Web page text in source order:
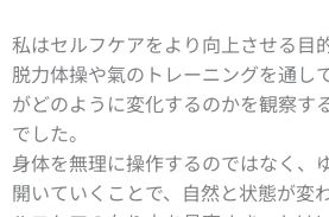
私はセルフケアをより向上させる目
脱力体操や氣のトレーニングを通し
がどのように変化するのかを観察す
でした。
身体を無理に操作するのではなく、
開いていくことで、自然と状態が変